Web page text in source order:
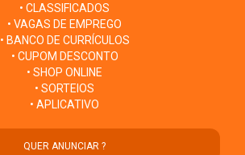
• CLASSIFICADOS
• VAGAS DE EMPREGO
• BANCO DE CURRÍCULOS
• CUPOM DESCONTO
• SHOP ONLINE
• SORTEIOS
• APLICATIVO
QUER ANUNCIAR ?